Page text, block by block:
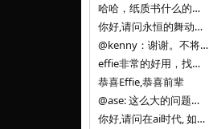
哈哈，纸质书什么的目前没有打算和计划，微信读书我不太熟悉，研究看看。目前，我只发在自己博客和起点上。关于小说内容方面，谢谢你的建议
你好,请问永恒的舞动什么时候可以出版纸质书,或者登陆微信读书.另外小说内容能不能更大气一些,不要只是局限于与一对男女的爱情和ai安
@kenny：谢谢。不将GIF显示为动图，主要是考虑到Effie本身的“极简、无干扰”的设计哲学，动图无疑是“干扰”之一。
effie非常的好用，找了很多年，终于找到这款，已经推荐给身边不少朋友使用和付费。有个小建议，文档里面是否可以增加gif的动图显示
恭喜Effie,恭喜前辈
@ase: 这么大的问题，我觉得我并没有答案。又或者说，每个人（公司）有自己的答案。
你好,请问在ai时代, 如何做软件. 是像以前那样,先构建软件的功能界面和服务,比如Office,嘀嘀打车,airbnb那样的界面